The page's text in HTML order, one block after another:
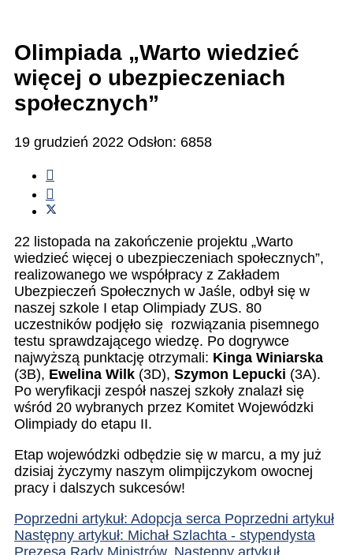
Olimpiada „Warto wiedzieć
więcej o ubezpieczeniach
społecznych”
19 grudzień 2022 Odsłon: 6858
22 listopada na zakończenie projektu „Warto
wiedzieć więcej o ubezpieczeniach społecznych”,
realizowanego we współpracy z Zakładem
Ubezpieczeń Społecznych w Jaśle, odbył się w
naszej szkole I etap Olimpiady ZUS. 80
uczestników podjęło się rozwiązania pisemnego
testu sprawdzającego wiedzę. Po dogrywce
najwyższą punktację otrzymali: Kinga Winiarska
(3B), Ewelina Wilk (3D), Szymon Lepucki (3A).
Po weryfikacji zespół naszej szkoły znalazł się
wśród 20 wybranych przez Komitet Wojewódzki
Olimpiady do etapu II.
Etap wojewódzki odbędzie się w marcu, a my już
dzisiaj życzymy naszym olimpijczykom owocnej
pracy i dalszych sukcesów!
Poprzedni artykuł: Adopcja serca Poprzedni artykuł
Następny artykuł: Michał Szlachta - stypendysta